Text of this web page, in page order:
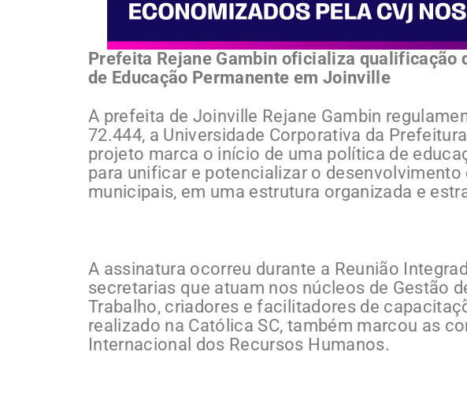
Prefeita Rejane Gambin oficializa qualificação
de Educação Permanente em Joinville
A prefeita de Joinville Rejane Gambin
72.444, a Universidade Corporativa da
projeto marca o início de uma política de
para unificar e potencializar o
municipais, em uma estrutura organizada e
A assinatura ocorreu durante a Reunião
secretarias que atuam nos núcleos de Gestão
Trabalho, criadores e facilitadores de
realizado na Católica SC, também marcou as
Internacional dos Recursos Humanos.